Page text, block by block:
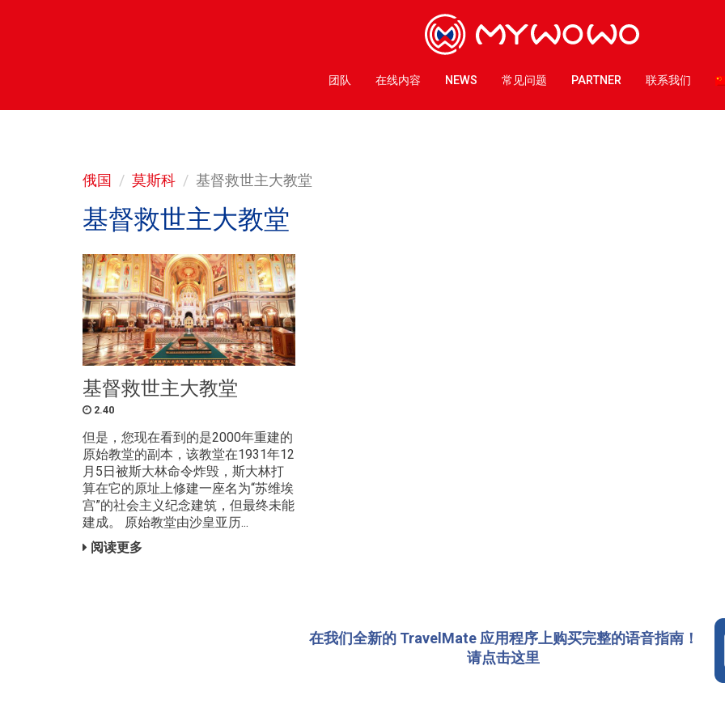
团队 在线内容 NEWS 常见问题 PARTNER 联系我们
俄国 莫斯科 基督救世主大教堂
基督救世主大教堂
基督救世主大教堂
2.40
但是，您现在看到的是2000年重建的
原始教堂的副本，该教堂在1931年12
月5日被斯大林命令炸毁，斯大林打
算在它的原址上修建一座名为“苏维埃
宫”的社会主义纪念建筑，但最终未能
建成。 原始教堂由沙皇亚历...
阅读更多
在我们全新的 TravelMate 应用程序上购买完整的语音指南！
请点击这里